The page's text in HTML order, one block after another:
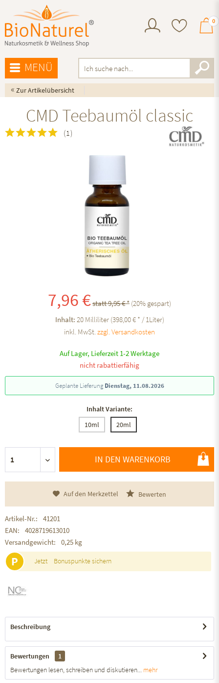
0
MENÜ
« Zur Artikelübersicht
CMD Teebaumöl classic
(1)
7,96 €statt 9,95 € * (20% gespart)
Inhalt: 20 Milliliter (398,00 € * / 1Liter)
inkl. MwSt.zzgl. Versandkosten
Auf Lager, Lieferzeit 1-2 Werktage
nicht rabattierfähig
Geplante Lieferung Dienstag, 11.08.2026
Inhalt Variante:
10ml
20ml
IN DEN WARENKORB
Auf den Merkzettel Bewerten
Artikel-Nr.:
41201
EAN:
4028719613010
Versandgewicht:
0,25 kg
P Jetzt Bonuspunkte sichern
Beschreibung
Bewertungen
1
Bewertungen lesen, schreiben und diskutieren...
mehr